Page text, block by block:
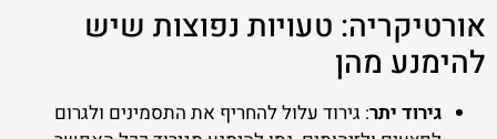
אורטיקריה: טעויות נפוצות שיש
להימנע מהן
גירוד יתר: גירוד עלול להחריף את התסמינים ולגרום